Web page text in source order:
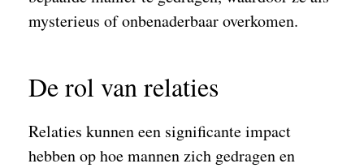
mysterieus of onbenaderbaar overkomen.
De rol van relaties
Relaties kunnen een significante impact
hebben op hoe mannen zich gedragen en